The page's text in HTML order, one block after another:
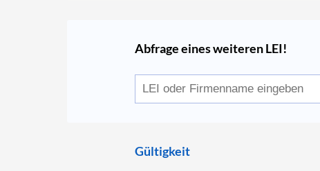
Abfrage eines weiteren LEI!
Gültigkeit